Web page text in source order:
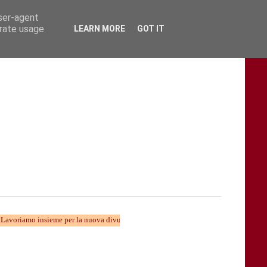
insieme per la nuova divulgazione...... TARAStv e' parte della Taranto che
agent
usage
LEARN MORE GOT IT